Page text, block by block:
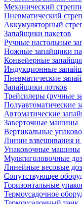
Механический
Пневматический
Аккумуляторный
Запайщики пакетов
Ручные настольные
Ножные запайщики
Конвейерные
Индукционные
Пневматические
Запайщики лотков
Трейсилеры (ручные
Полуавтоматические
Автоматические
Заверточные машины
Вертикальные
Линии взвешивания и
Упаковочные машины
Мультиголовочные
Линейные весовые
Сопутствующее
Горизонтальные
Термоусадочное